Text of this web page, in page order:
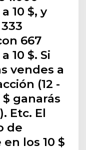
10 $, y
667
10 $. Si
vendes a
(12 -
$ ganarás
Etc. El
de
los 10 $